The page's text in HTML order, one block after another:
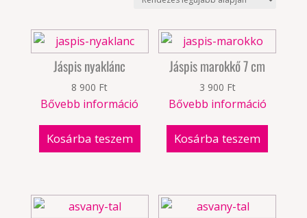
latest
Jáspis nyaklánc
8 900 Ft
Bővebb információ
Kosárba teszem
Jáspis marokkő 7 cm
3 900 Ft
Bővebb információ
Kosárba teszem